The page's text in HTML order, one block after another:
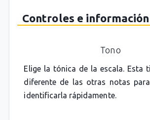
Controles e
Tono
Elige la tónica de la escala. Esta
diferente de las otras notas
identificarla rápidamente.